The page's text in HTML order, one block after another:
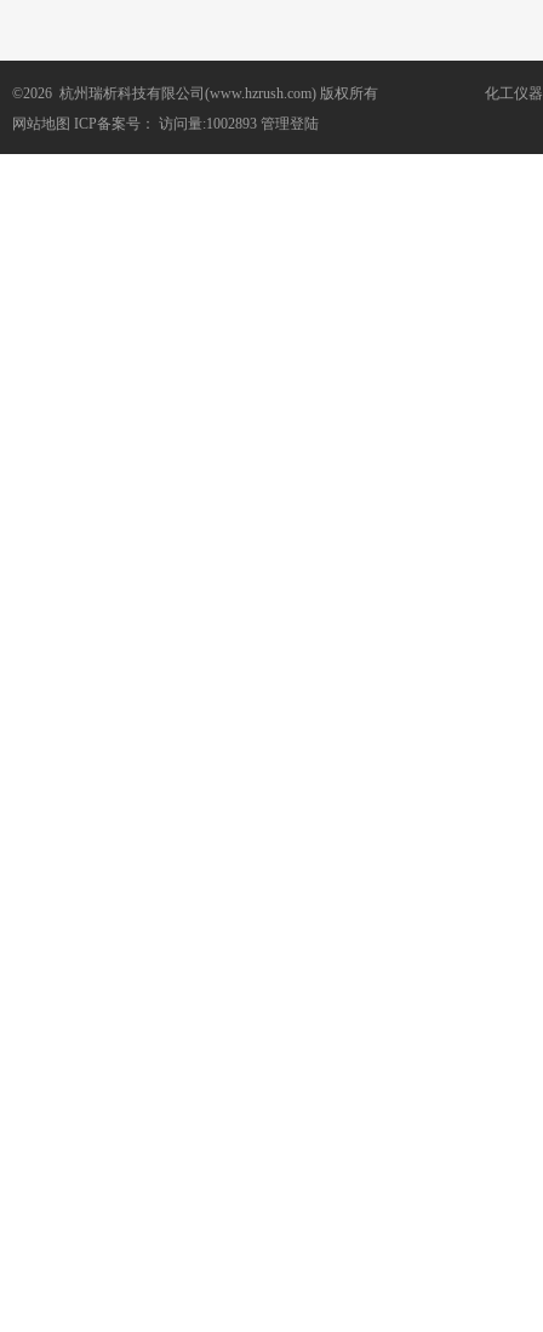
©2026 杭州瑞析科技有限公司(www.hzrush.com) 版权所有
网站地图 ICP备案号： 访问量:1002893 管理登陆
化工仪